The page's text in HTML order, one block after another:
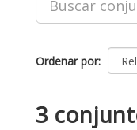
Ordenar por
3